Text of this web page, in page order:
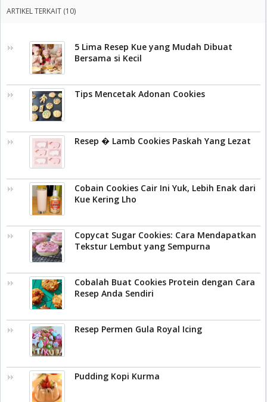
ARTIKEL TERKAIT (10)
5 Lima Resep Kue yang Mudah Dibuat
Bersama si Kecil
Tips Mencetak Adonan Cookies
Resep � Lamb Cookies Paskah Yang Lezat
Cobain Cookies Cair Ini Yuk, Lebih Enak dari
Kue Kering Lho
Copycat Sugar Cookies: Cara Mendapatkan
Tekstur Lembut yang Sempurna
Cobalah Buat Cookies Protein dengan Cara
Resep Anda Sendiri
Resep Permen Gula Royal Icing
Pudding Kopi Kurma